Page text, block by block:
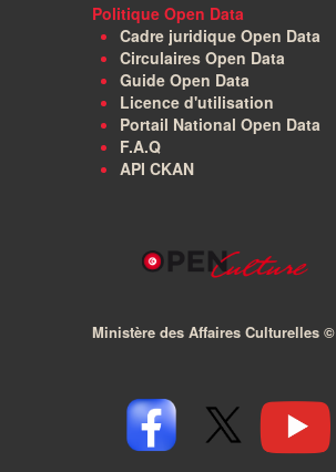
Politique Open Data
Cadre juridique Open Data
Circulaires Open Data
Guide Open Data
Licence d'utilisation
Portail National Open Data
F.A.Q
API CKAN
Ministère des Affaires Culturelles ©